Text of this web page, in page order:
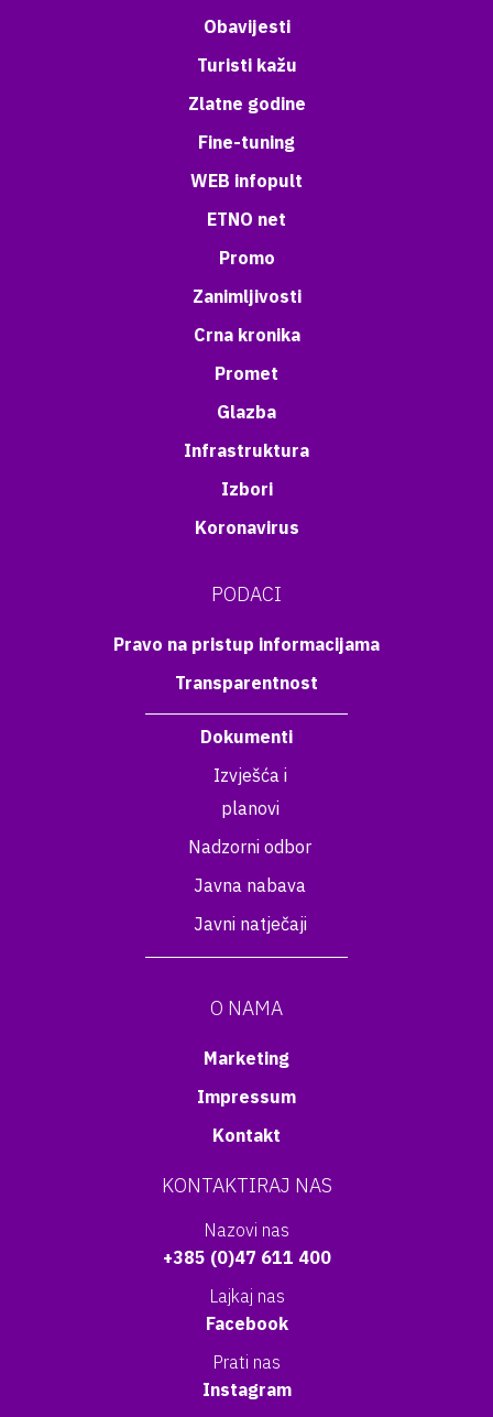
Obavijesti
Turisti kažu
Zlatne godine
Fine-tuning
WEB infopult
ETNO net
Promo
Zanimljivosti
Crna kronika
Promet
Glazba
Infrastruktura
Izbori
Koronavirus
PODACI
Pravo na pristup informacijama
Transparentnost
Dokumenti
Izvješća i
planovi
Nadzorni odbor
Javna nabava
Javni natječaji
O NAMA
Marketing
Impressum
Kontakt
KONTAKTIRAJ NAS
Nazovi nas
+385 (0)47 611 400
Lajkaj nas
Facebook
Prati nas
Instagram